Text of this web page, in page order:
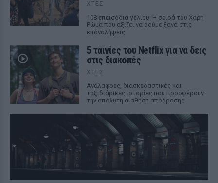
ΧΤΕΣ
108 επεισόδια γέλιου: Η σειρά του Χάρη
Ρώμα που αξίζει να δούμε ξανά στις
επαναλήψεις
5 ταινίες του Netflix για να δεις
στις διακοπές
ΧΤΕΣ
Aνάλαφρες, διασκεδαστικές και
ταξιδιάρικες ιστορίες που προσφέρουν
την απόλυτη αίσθηση απόδρασης